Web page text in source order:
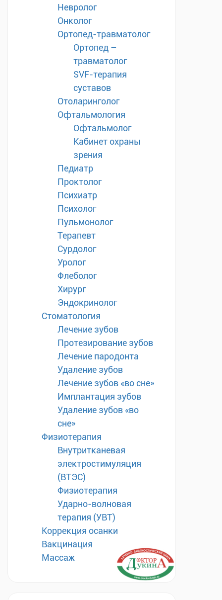
Невролог
Онколог
Ортопед-травматолог
Ортопед –
травматолог
SVF-терапия
суставов
Отоларинголог
Офтальмология
Офтальмолог
Кабинет охраны
зрения
Педиатр
Проктолог
Психиатр
Психолог
Пульмонолог
Терапевт
Сурдолог
Уролог
Флеболог
Хирург
Эндокринолог
Стоматология
Лечение зубов
Протезирование зубов
Лечение пародонта
Удаление зубов
Лечение зубов «во сне»
Имплантация зубов
Удаление зубов «во
сне»
Физиотерапия
Внутритканевая
электростимуляция
(ВТЭС)
Физиотерапия
Ударно-волновая
терапия (УВТ)
Коррекция осанки
Вакцинация
Массаж